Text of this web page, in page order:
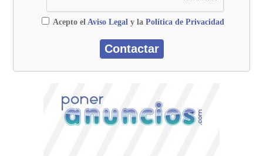
Acepto el Aviso Legal y la Política de Privacidad